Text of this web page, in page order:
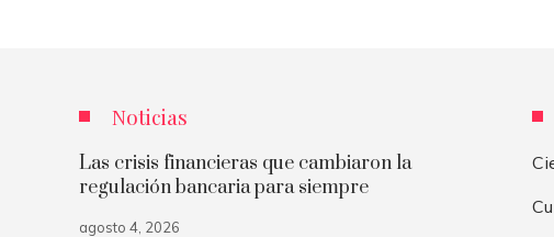
Noticias
Las crisis financieras que cambiaron la
regulación bancaria para siempre
agosto 4, 2026